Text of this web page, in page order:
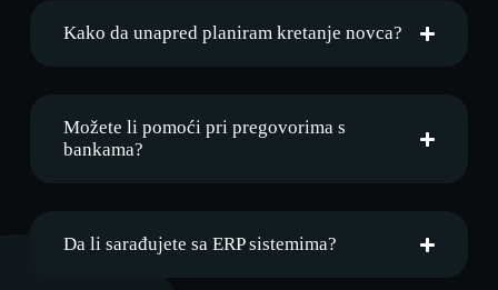
Kako da unapred planiram kretanje novca?
Možete li pomoći pri pregovorima s
bankama?
Da li sarađujete sa ERP sistemima?